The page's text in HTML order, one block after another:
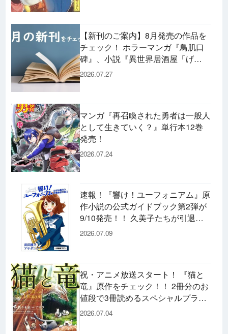
【新刊のご案内】8月発売の作品を
チェック！ ホラーマンガ『鳥肌口
碑』、小説『異世界居酒屋「げ
ん」』、文庫『カエル男 完結編』
などずらり！
2026.07.27
マンガ『再召喚された勇者は一般人
として生きていく？』単行本12巻
発売！
2026.07.24
速報！『響け！ユーフォニアム』原
作小説の公式ガイドブック第2弾が
9/10発売！！ 久美子たちが引退し
た後の書き下ろし小説など充実の内
2026.07.09
祝・アニメ放送スタート！ 『猫と
竜』原作をチェック！！ 2冊分のお
値段で3冊読めるスペシャルプライ
スパックのコミックスも発売！
2026.07.04